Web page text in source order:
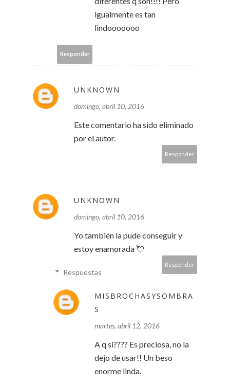
igualmente es tan
lindooooooo
Responder
UNKNOWN
domingo, abril 10, 2016
Este comentario ha sido eliminado
por el autor.
Responder
UNKNOWN
domingo, abril 10, 2016
Yo también la pude conseguir y
estoy enamorada 💘
Responder
Respuestas
MISBROCHASYSOMBRA
S
martes, abril 12, 2016
A q si???? Es preciosa, no la
dejo de usar!! Un beso
enorme linda.